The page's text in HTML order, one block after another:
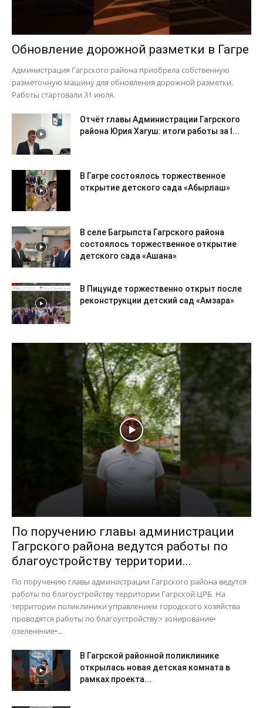
Обновление дорожной разметки в Гагре
Администрация Гагрского района приобрела собственную
разметочную машину для обновления дорожной разметки.
Работы стартовали 31 июля.
Отчёт главы Администрации Гагрского
района Юрия Хагуш: итоги работы за I...
В Гагре состоялось торжественное
открытие детского сада «Абырлаш»
В селе Багрыпста Гагрского района
состоялось торжественное открытие
детского сада «Ашана»
В Пицунде торжественно открыт после
реконструкции детский сад «Амзара»
По поручению главы администрации
Гагрского района ведутся работы по
благоустройству территории...
По поручению главы администрации Гагрского района ведутся
работы по благоустройству территории Гагрской ЦРБ. На
территории поликлиники управлением городского хозяйства
проводятся работы по благоустройству:• зонирование•
озеленение•...
В Гагрской районной поликлинике
открылась новая детская комната в
рамках проекта...